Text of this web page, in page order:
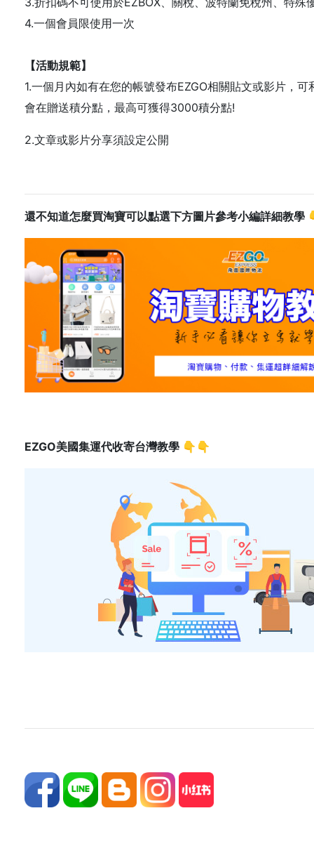
4.一個會員限使用一次
【活動規範】
1.一個月內如有在您的帳號發布EZGO相關貼文或影片，可
會在贈送積分點，最高可獲得3000積分點!
2.文章或影片分享須設定公開
還不知道怎麼買淘寶可以點選下方圖片參考小編詳細教學
EZGO美國集運代收寄台灣教學 👇👇